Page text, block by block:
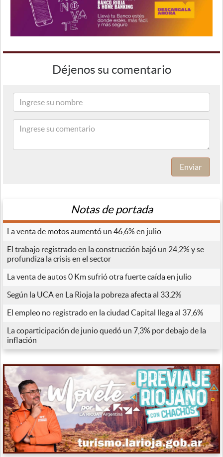
Déjenos su comentario
Enviar
Notas de portada
La venta de motos aumentó un 46,6% en julio
El trabajo registrado en la construcción bajó un 24,2% y se
profundiza la crisis en el sector
La venta de autos 0 Km sufrió otra fuerte caída en julio
Según la UCA en La Rioja la pobreza afecta al 33,2%
El empleo no registrado en la ciudad Capital llega al 37,6%
La coparticipación de junio quedó un 7,3% por debajo de la
inflación